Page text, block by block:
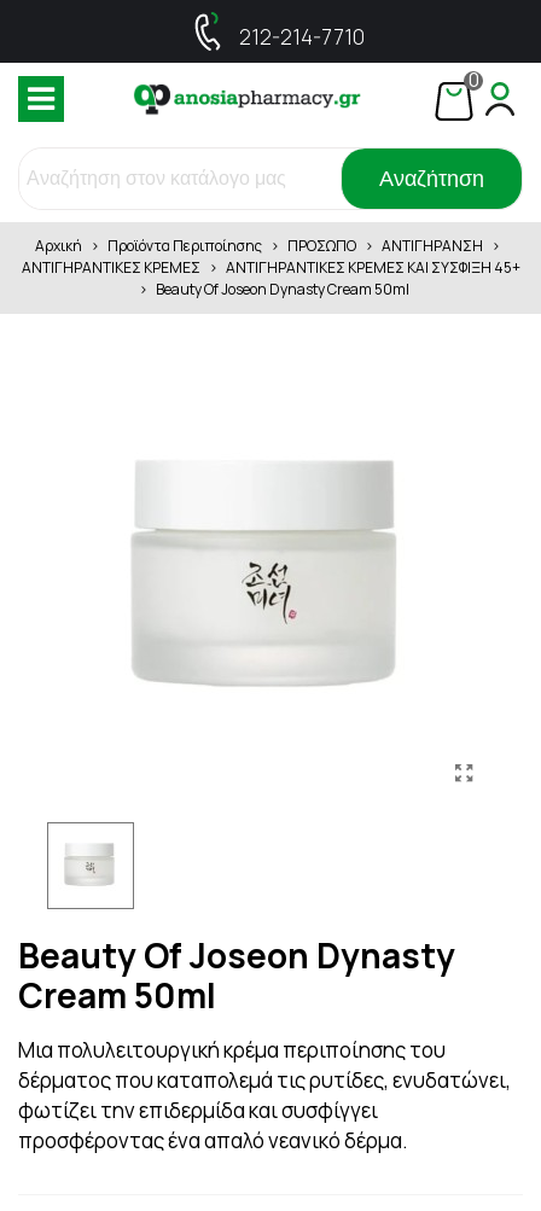
212-214-7710
0
Αναζήτηση
Αρχική > Προϊόντα Περιποίησης > ΠΡΟΣΩΠΟ > ΑΝΤΙΓΗΡΑΝΣΗ >
ΑΝΤΙΓΗΡΑΝΤΙΚΕΣ ΚΡΕΜΕΣ > ΑΝΤΙΓΗΡΑΝΤΙΚΕΣ ΚΡΕΜΕΣ ΚΑΙ ΣΥΣΦΙΞΗ 45+
> Beauty Of Joseon Dynasty Cream 50ml
Beauty Of Joseon Dynasty
Cream 50ml
Μια πολυλειτουργική κρέμα περιποίησης του
δέρματος που καταπολεμά τις ρυτίδες, ενυδατώνει,
φωτίζει την επιδερμίδα και συσφίγγει
προσφέροντας ένα απαλό νεανικό δέρμα.